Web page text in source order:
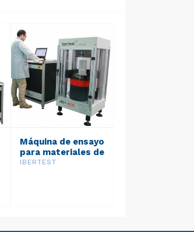
Máquina de ensayo
para materiales de
alta resistencia a
IBERTEST